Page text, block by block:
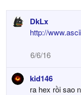
DkLx
http://
6/6/16
kid146
ra hex rồi sao